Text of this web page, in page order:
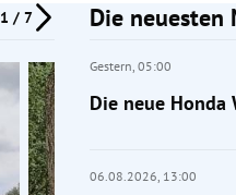
1 / 7 Die neuesten
Gestern, 05:00
Die neue
06.08.2026, 13:00